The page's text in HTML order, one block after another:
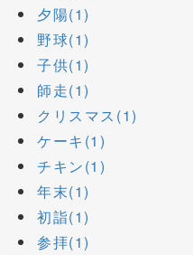
夕陽(1)
野球(1)
子供(1)
師走(1)
クリスマス(1)
ケーキ(1)
チキン(1)
年末(1)
初詣(1)
参拝(1)